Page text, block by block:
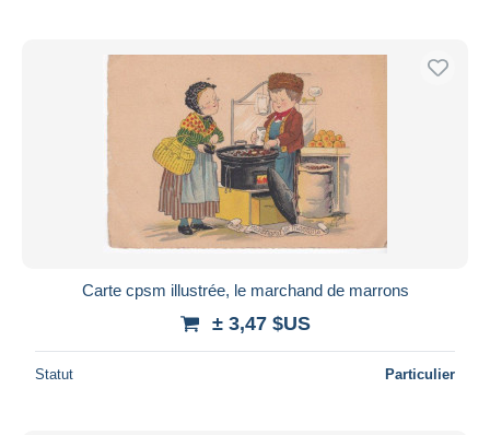
Carte cpsm illustrée, le marchand de marrons
± 3,47 $US
Statut Particulier